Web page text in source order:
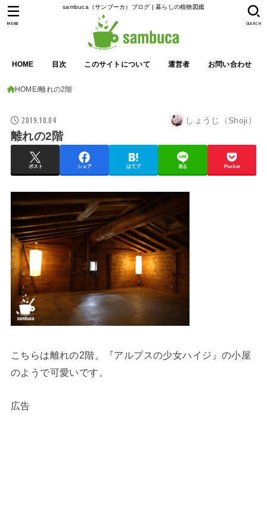
sambuca（サンブーカ）ブログ | 暮らしの植物図鑑
HOME 目次 このサイトについて 運営者 お問い合わせ
SEARCH
MENU
HOME 離れの2階
2019.10.04 しょうじ（Shoji）
離れの2階
ポスト シェア はてブ 送る Pocket
こちらは離れの2階。『アルプスの少女ハイジ』の小屋
のようで可愛いです。
広告